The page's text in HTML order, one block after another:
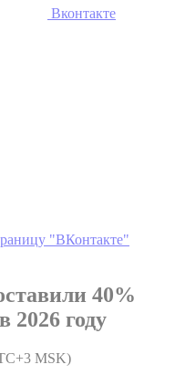
Вконтакте
"ВКонтакте"
40%
2026 году
MSK)